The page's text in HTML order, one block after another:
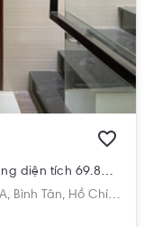
Nhà phố Đường Hoàng Văn Hợp 3 tầng diện tích 69.8m² pháp lý sổ hồng
Bình Tân, Hồ Chí Minh